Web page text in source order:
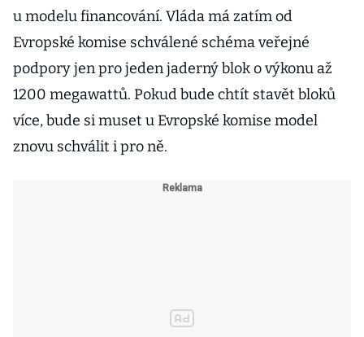
u modelu financování. Vláda má zatím od
Evropské komise schválené schéma veřejné
podpory jen pro jeden jaderný blok o výkonu až
1200 megawattů. Pokud bude chtít stavět bloků
více, bude si muset u Evropské komise model
znovu schválit i pro ně.